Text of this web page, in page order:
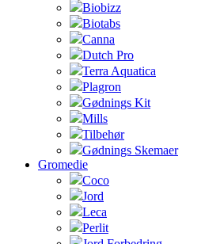
Biobizz
Biotabs
Canna
Dutch Pro
Terra Aquatica
Plagron
Gødnings Kit
Mills
Tilbehør
Gødnings Skemaer
Gromedie
Coco
Jord
Leca
Perlit